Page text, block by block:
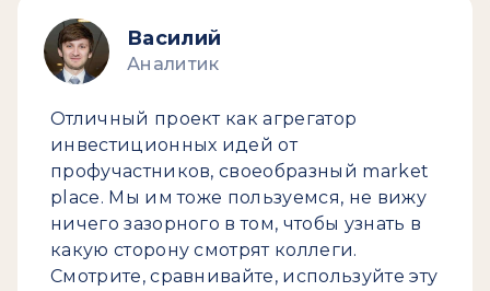
Василий
Аналитик
Отличный проект как агрегатор
инвестиционных идей от
профучастников, своеобразный market
place. Мы им тоже пользуемся, не вижу
ничего зазорного в том, чтобы узнать в
какую сторону смотрят коллеги.
Смотрите, сравнивайте, используйте эту